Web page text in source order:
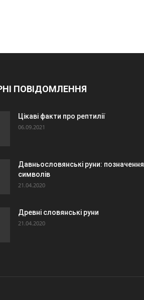
ПОВІДОМЛЕННЯ
Цікаві факти про рептилії
06.09.2021
Давньословянські руни: позначення
символів
21.04.2020
Древні словянські руни
21.04.2020